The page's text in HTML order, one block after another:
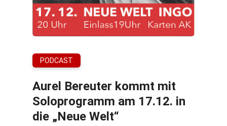
PODCAST
Aurel Bereuter kommt mit
Soloprogramm am 17.12. in
die „Neue Welt“